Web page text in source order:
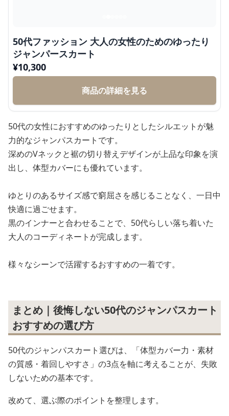
50代ファッション 大人の女性のためのゆったり
ジャンパースカート
¥10,300
商品の詳細を見る
50代の女性におすすめのゆったりとしたシルエットが魅
力的なジャンパスカートです。
深めのVネックと裾の切り替えデザインが上品な印象を演
出し、体型カバーにも優れています。
ゆとりのあるサイズ感で窮屈さを感じることなく、一日中
快適に過ごせます。
黒のインナーと合わせることで、50代らしい落ち着いた
大人のコーディネートが完成します。
様々なシーンで活躍するおすすめの一着です。
まとめ｜後悔しない50代のジャンパスカート
おすすめの選び方
50代のジャンパスカート選びは、「体型カバー力・素材
の質感・着回しやすさ」の3点を軸に考えることが、失敗
しないための基本です。
改めて、選ぶ際のポイントを整理します。